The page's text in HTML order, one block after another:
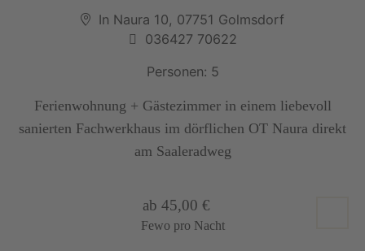
In Naura 10, 07751 Golmsdorf
036427 70622
Personen: 5
Ferienwohnung + Gästezimmer in einem liebevoll
sanierten Fachwerkhaus im dörflichen OT Naura direkt
am Saaleradweg
ab 45,00 €
Fewo pro Nacht